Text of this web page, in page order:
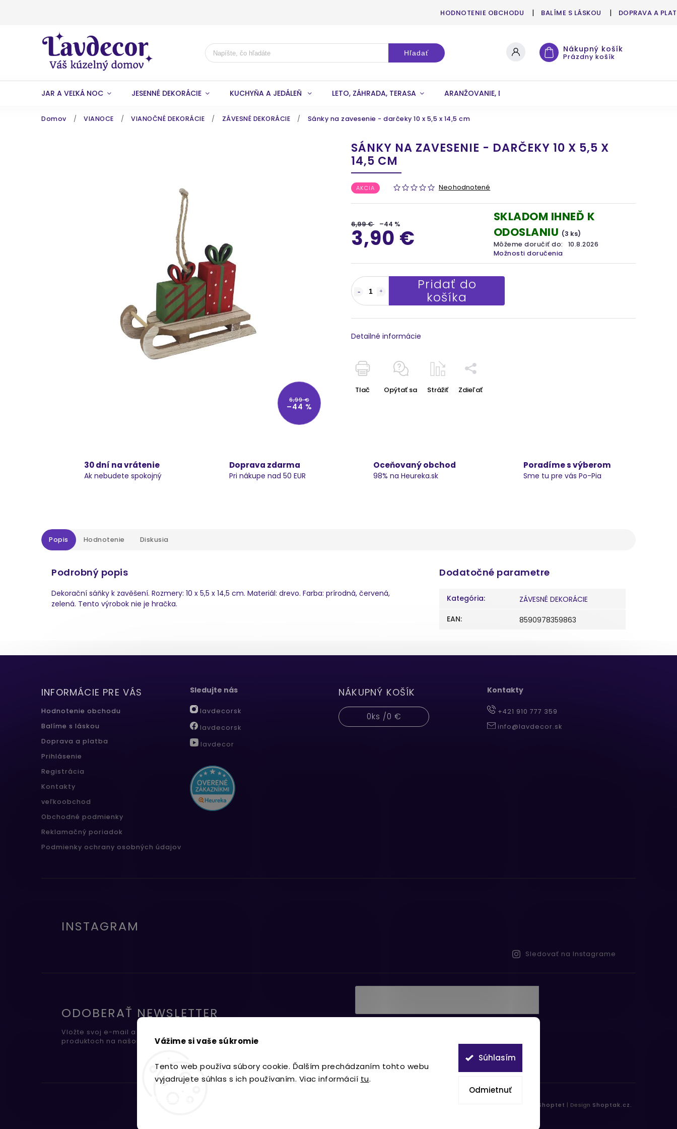
Vážime si vaše súkromie
Tento web používa súbory cookie. Ďalším prechádzaním tohto webu
vyjadrujete súhlas s ich používaním. Viac informácií tu.
Odmietnuť
Súhlasím
HODNOTENIE OBCHODU BALÍME S LÁSKOU DOPRAVA A
Hľadať Nákupný košík
Prázdny košík
JAR A VEĽKÁ NOC JESENNÉ DEKORÁCIE KUCHYŇA A JEDÁLEŇ LETO, ZÁHRADA, TERASA ARANŽOVANIE, DEKOROVANIE
Domov / VIANOCE / VIANOČNÉ DEKORÁCIE / ZÁVESNÉ DEKORÁCIE / Sánky na zavesenie - darčeky 10 x 5,5 x 14,5 cm
6,99 €
–44 %
SÁNKY NA ZAVESENIE - DARČEKY 10 X 5,5 X
14,5 CM
AKCIA Neohodnotené
6,99 € –44 %
3,90 €
SKLADOM IHNEĎ K
ODOSLANIU (3 ks)
Môžeme doručiť do:
10.8.2026
Možnosti doručenia
Pridať do
košíka
Detailné informácie
Tlač Opýtať sa Strážiť Zdieľať
30 dní na vrátenie
Ak nebudete spokojný
Doprava zdarma
Pri nákupe nad 50 EUR
Oceňovaný obchod
98% na Heureka.sk
Poradíme s výberom
Sme tu pre vás Po-Pia
Popis Hodnotenie Diskusia
Podrobný popis
Dekorační sáňky k zavěšení. Rozmery: 10 x 5,5 x 14,5 cm. Materiál: drevo. Farba: prírodná, červená,
zelená. Tento výrobok nie je hračka.
Dodatočné parametre
Kategória:
ZÁVESNÉ DEKORÁCIE
EAN: 8590978359863
INFORMÁCIE PRE VÁS
Hodnotenie obchodu
Balíme s láskou
Doprava a platba
Prihlásenie
Registrácia
Kontakty
veľkoobchod
Obchodné podmienky
Reklamačný poriadok
Podmienky ochrany osobných údajov
Sledujte nás
lavdecorsk
lavdecorsk
lavdecor
NÁKUPNÝ KOŠÍK
0ks /0 €
Kontakty
+421 910 777 359
info@lavdecor.sk
INSTAGRAM
Sledovať na Instagrame
ODOBERAŤ NEWSLETTER
Vložte svoj e-mail a my Vám budeme zasielať informácie o nových
produktoch na našom e-shope.
Shoptet | Design Shoptak.cz.